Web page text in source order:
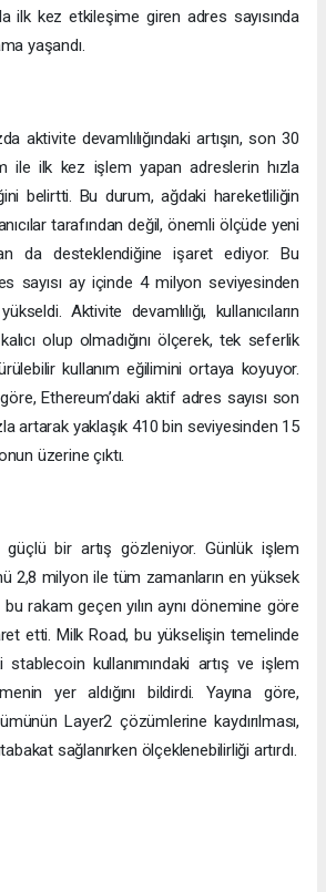
ilk kez etkileşime giren adres sayısında
yaşandı.
aktivite devamlılığındaki artışın, son 30
ile ilk kez işlem yapan adreslerin hızla
belirtti. Bu durum, ağdaki hareketliliğin
tarafından değil, önemli ölçüde yeni
da desteklendiğine işaret ediyor. Bu
sayısı ay içinde 4 milyon seviyesinden
Aktivite devamlılığı, kullanıcıların
olup olmadığını ölçerek, tek seferlik
kullanım eğilimini ortaya koyuyor.
Ethereum’daki aktif adres sayısı son
artarak yaklaşık 410 bin seviyesinden 15
üzerine çıktı.
bir artış gözleniyor. Günlük işlem
2,8 milyon ile tüm zamanların en yüksek
rakam geçen yılın aynı dönemine göre
etti. Milk Road, bu yükselişin temelinde
stablecoin kullanımındaki artış ve işlem
yer aldığını bildirdi. Yayına göre,
Layer2 çözümlerine kaydırılması,
sağlanırken ölçeklenebilirliği artırdı.